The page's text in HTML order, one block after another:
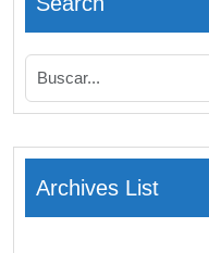
Archives List